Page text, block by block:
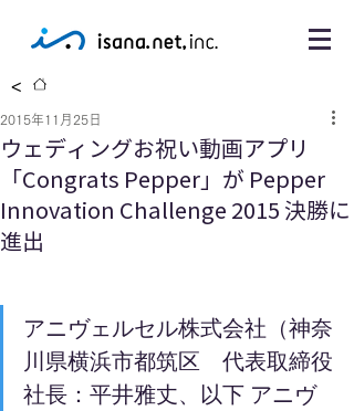
<
ウェディングお祝い動画アプリ
「Congrats Pepper」が Pepper
Innovation Challenge 2015 決勝に
進出
2015年11月25日
アニヴェルセル株式会社（神奈
川県横浜市都筑区　代表取締役
社長：平井雅丈、以下 アニヴ